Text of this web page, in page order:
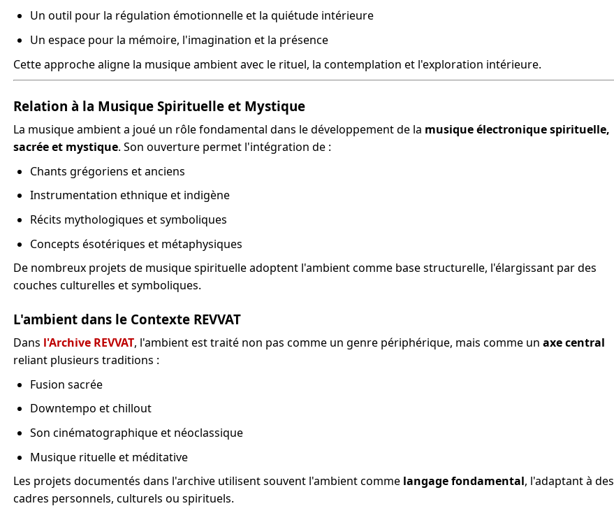
Un outil pour la régulation émotionnelle et la quiétude intérieure
Un espace pour la mémoire, l'imagination et la présence
Cette approche aligne la musique ambient avec le rituel, la contemplation et l'exploration intérieure.
Relation à la Musique Spirituelle et Mystique
La musique ambient a joué un rôle fondamental dans le développement de la musique électronique spirituelle,
sacrée et mystique. Son ouverture permet l'intégration de :
Chants grégoriens et anciens
Instrumentation ethnique et indigène
Récits mythologiques et symboliques
Concepts ésotériques et métaphysiques
De nombreux projets de musique spirituelle adoptent l'ambient comme base structurelle, l'élargissant par des
couches culturelles et symboliques.
L'ambient dans le Contexte REVVAT
Dans l'Archive REVVAT, l'ambient est traité non pas comme un genre périphérique, mais comme unaxe central
reliant plusieurs traditions :
Fusion sacrée
Downtempo et chillout
Son cinématographique et néoclassique
Musique rituelle et méditative
Les projets documentés dans l'archive utilisent souvent l'ambient comme langage fondamental, l'adaptant à des
cadres personnels, culturels ou spirituels.